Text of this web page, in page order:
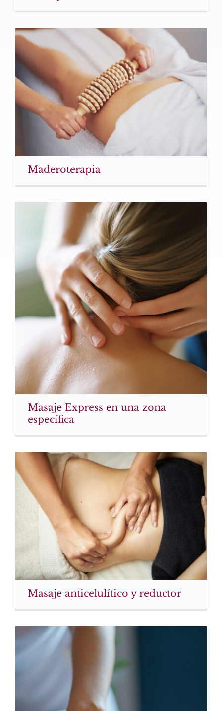
Maderoterapia
Masaje Express en una zona
específica
Masaje anticelulítico y reductor